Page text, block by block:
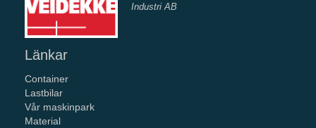
Industri AB
Länkar
Container
Lastbilar
Vår maskinpark
Material